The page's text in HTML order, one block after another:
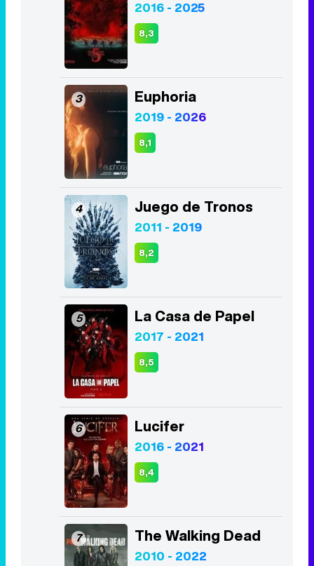
2016 - 2025
8,3
3 Euphoria
2019 - 2026
8,1
4 Juego de Tronos
2011 - 2019
8,2
5 La Casa de Papel
2017 - 2021
8,5
6 Lucifer
2016 - 2021
8,4
7 The Walking Dead
2010 - 2022